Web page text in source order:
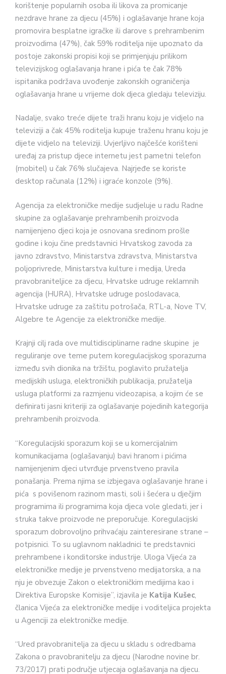
korištenje popularnih osoba ili likova za promicanje
nezdrave hrane za djecu (45%) i oglašavanje hrane koja
promovira besplatne igračke ili darove s prehrambenim
proizvodima (47%), čak 59% roditelja nije upoznato da
postoje zakonski propisi koji se primjenjuju prilikom
televizijskog oglašavanja hrane i pića te čak 78%
ispitanika podržava uvođenje zakonskih ograničenja
oglašavanja hrane u vrijeme dok djeca gledaju televiziju.
Nadalje, svako treće dijete traži hranu koju je vidjelo na
televiziji a čak 45% roditelja kupuje traženu hranu koju je
dijete vidjelo na televiziji. Uvjerljivo najčešće korišteni
uređaj za pristup djece internetu jest pametni telefon
(mobitel) u čak 76% slučajeva. Najrjeđe se koriste
desktop računala (12%) i igraće konzole (9%).
Agencija za elektroničke medije sudjeluje u radu Radne
skupine za oglašavanje prehrambenih proizvoda
namijenjeno djeci koja je osnovana sredinom prošle
godine i koju čine predstavnici Hrvatskog zavoda za
javno zdravstvo, Ministarstva zdravstva, Ministarstva
poljoprivrede, Ministarstva kulture i medija, Ureda
pravobraniteljice za djecu, Hrvatske udruge reklamnih
agencija (HURA), Hrvatske udruge poslodavaca,
Hrvatske udruge za zaštitu potrošača, RTL-a, Nove TV,
Algebre te Agencije za elektroničke medije.
Krajnji cilj rada ove multidisciplinarne radne skupine je
reguliranje ove teme putem koregulacijskog sporazuma
između svih dionika na tržištu, poglavito pružatelja
medijskih usluga, elektroničkih publikacija, pružatelja
usluga platformi za razmjenu videozapisa, a kojim će se
definirati jasni kriteriji za oglašavanje pojedinih kategorija
prehrambenih proizvoda.
“Koregulacijski sporazum koji se u komercijalnim
komunikacijama (oglašavanju) bavi hranom i pićima
namijenjenim djeci utvrđuje prvenstveno pravila
ponašanja. Prema njima se izbjegava oglašavanje hrane i
pića s povišenom razinom masti, soli i šećera u dječjim
programima ili programima koja djeca vole gledati, jer i
struka takve proizvode ne preporučuje. Koregulacijski
sporazum dobrovoljno prihvaćaju zainteresirane strane –
potpisnici. To su uglavnom nakladnici te predstavnici
prehrambene i konditorske industrije. Uloga Vijeća za
elektroničke medije je prvenstveno medijatorska, a na
nju je obvezuje Zakon o elektroničkim medijima kao i
Direktiva Europske Komisije”, izjavila je Katija Kušec,
članica Vijeća za elektroničke medije i voditeljica projekta
u Agenciji za elektroničke medije.
“Ured pravobranitelja za djecu u skladu s odredbama
Zakona o pravobranitelju za djecu (Narodne novine br.
73/2017) prati područje utjecaja oglašavanja na djecu.